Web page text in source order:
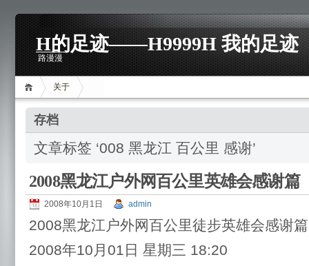
H的足迹——H9999H 我的足迹
路漫漫
关于
存档
文章标签 ‘008 黑龙江 百公里 感谢’
2008黑龙江户外网百公里英雄会感谢篇
2008年10月1日 admin
2008黑龙江户外网百公里徒步英雄会感谢篇
2008年10月01日 星期三 18:20